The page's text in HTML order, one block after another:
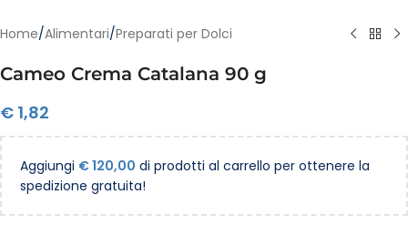
Home/Alimentari/Preparati per Dolci
Cameo Crema Catalana 90 g
€ 1,82
Aggiungi €120,00 di prodotti al carrello per ottenere la
spedizione gratuita!